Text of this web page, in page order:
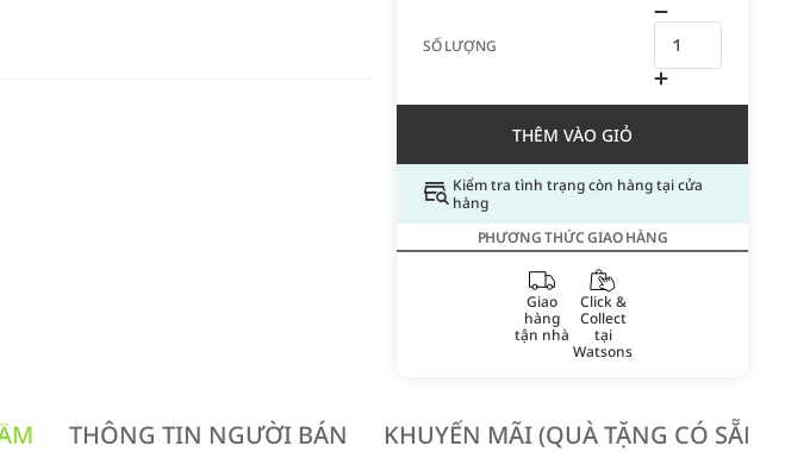
SỐ LƯỢNG
THÊM VÀO GIỎ
Kiểm tra tình trạng còn hàng tại cửa
hàng
PHƯƠNG THỨC GIAO HÀNG
Giao
hàng
tận nhà
Click &
Collect
tại
Watsons
THÔNG TIN NGƯỜI BÁN KHUYẾN MÃI (QUÀ TẶNG CÓ SẴN